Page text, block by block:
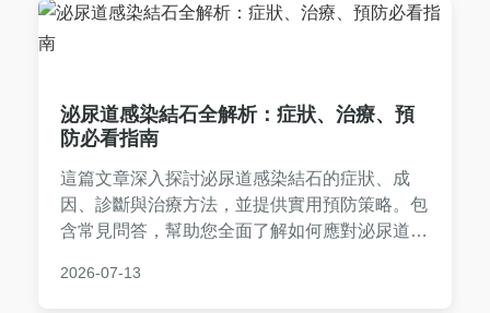
泌尿道感染結石全解析：症狀、治療、預
防必看指南
這篇文章深入探討泌尿道感染結石的症狀、成
因、診斷與治療方法，並提供實用預防策略。包
含常見問答，幫助您全面了解如何應對泌尿道感
識，適合有相關困擾的讀者參考。
2026-07-13